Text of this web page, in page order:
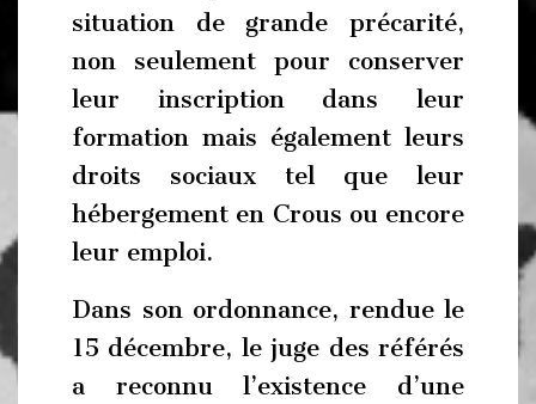
situation de grande précarité,
non seulement pour conserver
leur inscription dans leur
formation mais également leurs
droits sociaux tel que leur
hébergement en Crous ou encore
leur emploi.
Dans son ordonnance, rendue le
15 décembre, le juge des référés
a reconnu l’existence d’une